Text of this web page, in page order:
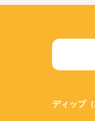
ディップ（